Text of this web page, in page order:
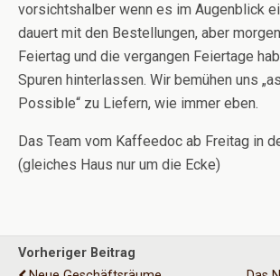
vorsichtshalber wenn es im Augenblick
dauert mit den Bestellungen, aber
Feiertag und die vergangen Feiertage
Spuren hinterlassen. Wir bemühen uns
Possible“ zu Liefern, wie immer eben.
Das Team vom Kaffeedoc ab Freitag in
(gleiches Haus nur um die Ecke)
Vorheriger Beitrag